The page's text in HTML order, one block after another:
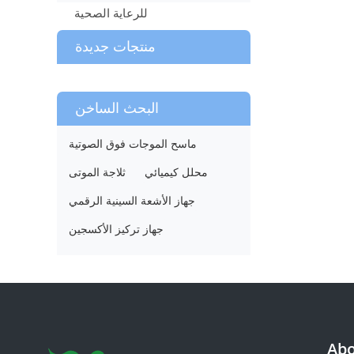
للرعاية الصحية
منتجات جديدة
البحث الساخن
ماسح الموجات فوق الصوتية
ثلاجة الموتى محلل كيميائي
جهاز الأشعة السينية الرقمي
جهاز تركيز الأكسجين